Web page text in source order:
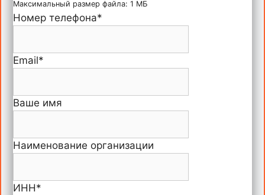
Максимальный размер файла: 1 МБ
Номер телефона*
Email*
Ваше имя
Наименование организации
ИНН*